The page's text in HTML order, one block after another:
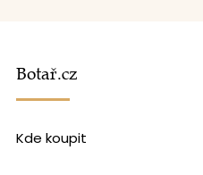
Botař.cz
Kde koupit